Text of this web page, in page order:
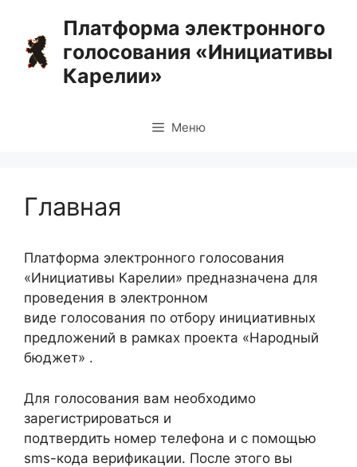
содержимому
Платформа электронного
голосования «Инициативы
Карелии»
Меню
Главная
Платформа электронного голосования
«Инициативы Карелии» предназначена для
проведения в электронном
виде голосования по отбору инициативных
предложений в рамках проекта «Народный
бюджет» .
Для голосования вам необходимо
зарегистрироваться и
подтвердить номер телефона и с помощью
sms-кода верификации. После этого вы